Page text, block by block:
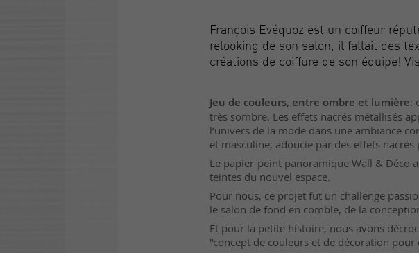
François Evéquoz est un coiffeur
relooking de son salon, il fallait des
créations de coiffure de son équipe!
Jeu de couleurs, entre ombre et lumière:
très sombre. Les effets nacrés métallisés
l’univers de la mode dans une ambiance
et masculine, adoucie par des effets
Le papier-peint panoramique Wall & Déco
teintes du nouvel espace.
Pour nous, ce projet fut un challenge
le salon de fond en comble, de la
Et pour la petite histoire, nous avons
"concept de couleurs et de décoration